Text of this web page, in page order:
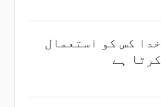
خدا کس کو استعمال
کرتا ہے